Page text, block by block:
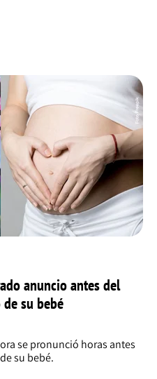
anuncio antes del
su bebé
se pronunció horas antes
su bebé.